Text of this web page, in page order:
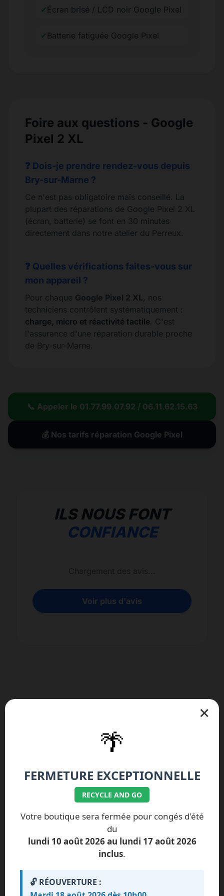
✔ Écran brisé / LCD noir Google Pixel
✔ Batterie fatiguée Google Pixel
Foire aux questions - Google
Pixel 2 XL
❓ Dois-je prendre rendez-vous depuis
Bry-sur-Marne ?
Ce n'est pas obligatoire mais conseillé. La
plupart des réparations de Google Pixel 2 XL
(écran, batterie) se font en 30 minutes
directement dans notre atelier du Perreux.
❓ Quelles vérifications faites-vous sur
mon appareil ?
Pour chaque Google Pixel 2 XL, nos
techniciens contrôlent systématiquement :
charge, micro et réactivité tactile. C'est
l'assurance d'une réparation durable proche
de Bry-sur-Marne.
📞 Appeler le 01.77.99.07.92 / 06.11.62.15.63
💰 Nos tarifs réparation Google Pixel
ILS NOUS FONT
CONFIANCE
Voir plus d'avis
Nos réparations spécifiques Google
Pixel
Google Pixel 10 Pro Fold
Google Pixel 10 Pro XL
Google Pixel 10 Pro Google Pixel 10
Google Pixel 9 Pro XL
Google Pixel 9 Pro
×
🌴
FERMETURE EXCEPTIONNELLE
RECYCLE AND GO
Votre boutique sera fermée pour congés d'été
du
lundi 10 août 2026 au lundi 17 août 2026
inclus.
🔓 RÉOUVERTURE :